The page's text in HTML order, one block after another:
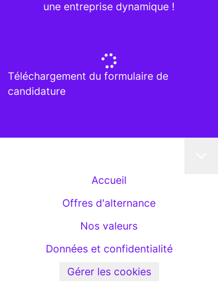
une entreprise dynamique !
Téléchargement du formulaire de
candidature
Accueil
Offres d'alternance
Nos valeurs
Données et confidentialité
Gérer les cookies